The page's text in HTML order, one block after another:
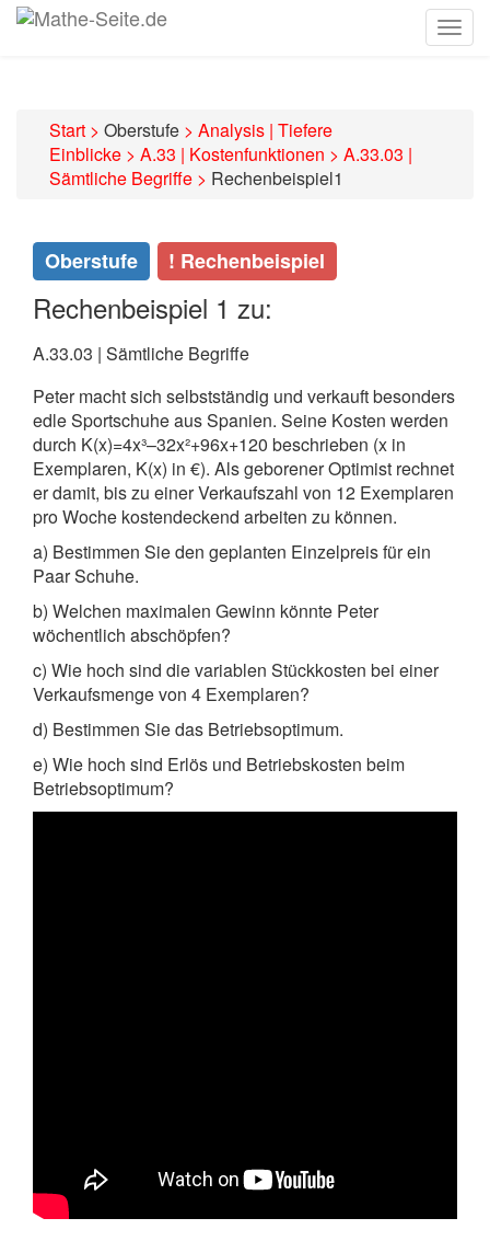
Start > Oberstufe > Analysis | Tiefere
Einblicke > A.33 | Kostenfunktionen > A.33.03 |
Sämtliche Begriffe > Rechenbeispiel1
Oberstufe ! Rechenbeispiel
Rechenbeispiel 1 zu:
A.33.03 | Sämtliche Begriffe
Peter macht sich selbstständig und verkauft besonders
edle Sportschuhe aus Spanien. Seine Kosten werden
durch K(x)=4x³–32x²+96x+120 beschrieben (x in
Exemplaren, K(x) in €). Als geborener Optimist rechnet
er damit, bis zu einer Verkaufszahl von 12 Exemplaren
pro Woche kostendeckend arbeiten zu können.
a) Bestimmen Sie den geplanten Einzelpreis für ein
Paar Schuhe.
b) Welchen maximalen Gewinn könnte Peter
wöchentlich abschöpfen?
c) Wie hoch sind die variablen Stückkosten bei einer
Verkaufsmenge von 4 Exemplaren?
d) Bestimmen Sie das Betriebsoptimum.
e) Wie hoch sind Erlös und Betriebskosten beim
Betriebsoptimum?